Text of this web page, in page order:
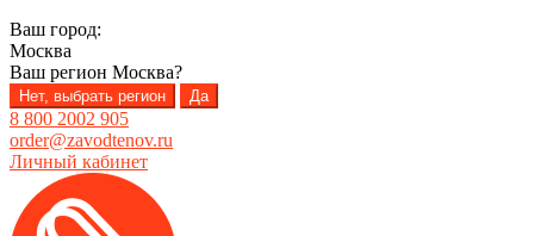
Ваш город:
Москва
Ваш регион Москва?
Нет, выбрать регион Да
8 800 2002 905
order@zavodtenov.ru
Личный кабинет
Перейти
навигации
Перейти
содержимому